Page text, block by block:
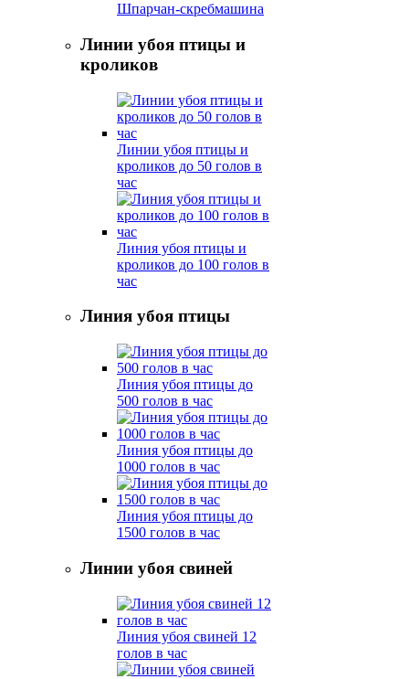
Шпарчан-скребмашина
Линии убоя птицы и
кроликов
Линии убоя птицы и
кроликов до 50 голов в
час
Линия убоя птицы и
кроликов до 100 голов в
час
Линия убоя птицы
Линия убоя птицы до
500 голов в час
Линия убоя птицы до
1000 голов в час
Линия убоя птицы до
1500 голов в час
Линии убоя свиней
Линия убоя свиней 12
голов в час